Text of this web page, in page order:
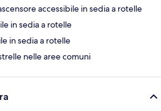
accessibile in sedia a rotelle
in sedia a rotelle
in sedia a rotelle
nelle aree comuni